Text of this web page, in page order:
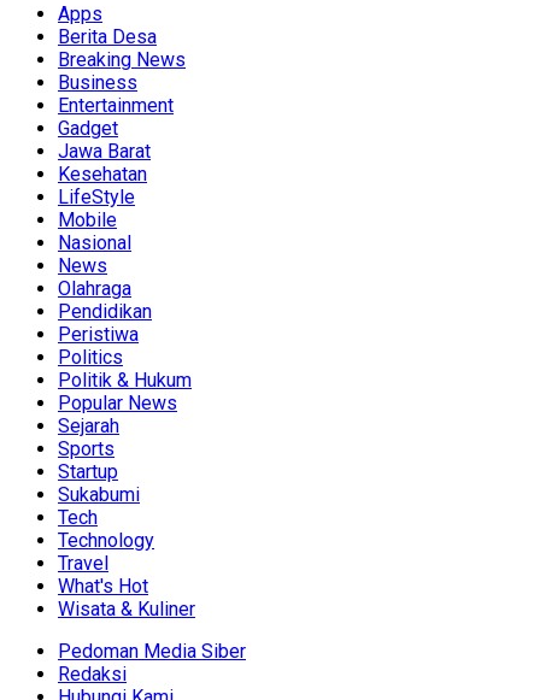
Apps
Berita Desa
Breaking News
Business
Entertainment
Gadget
Jawa Barat
Kesehatan
LifeStyle
Mobile
Nasional
News
Olahraga
Pendidikan
Peristiwa
Politics
Politik & Hukum
Popular News
Sejarah
Sports
Startup
Sukabumi
Tech
Technology
Travel
What's Hot
Wisata & Kuliner
Pedoman Media Siber
Redaksi